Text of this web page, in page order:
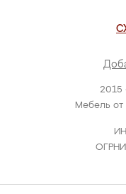
2015
Мебель от